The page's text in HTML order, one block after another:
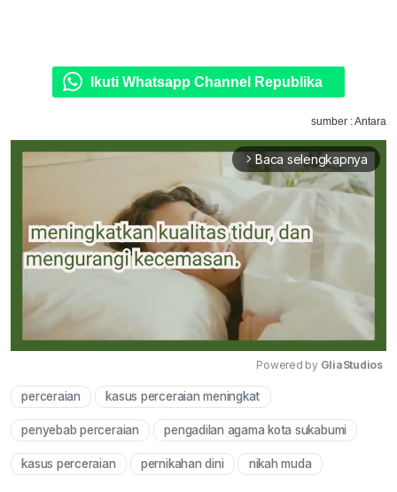
Ikuti Whatsapp Channel Republika
sumber : Antara
arrow_forward_ios Baca selengkapnya
Powered by GliaStudios
perceraian kasus perceraian meningkat
penyebab perceraian pengadilan agama kota sukabumi
kasus perceraian pernikahan dini nikah muda